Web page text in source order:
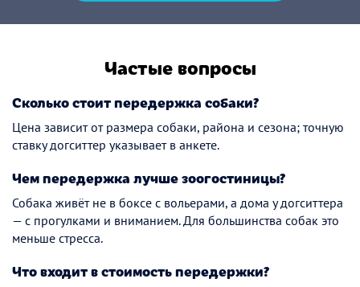
Частые вопросы
Сколько стоит передержка собаки?
Цена зависит от размера собаки, района и сезона; точную
ставку догситтер указывает в анкете.
Чем передержка лучше зоогостиницы?
Собака живёт не в боксе с вольерами, а дома у догситтера
— с прогулками и вниманием. Для большинства собак это
меньше стресса.
Что входит в стоимость передержки?